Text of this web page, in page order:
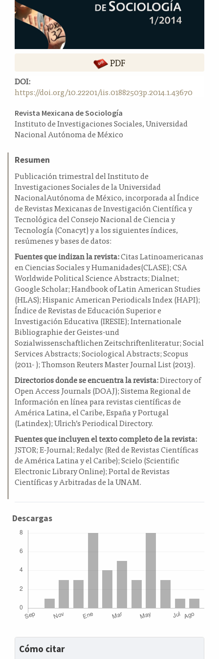
a
l
e
l
PDF
DOI:
https://doi.org/10.22201/iis.01882503p.2014.1.43670
Contenido
principal
del
artículo
Revista Mexicana de Sociología
Instituto de Investigaciones Sociales, Universidad
Nacional Autónoma de México
Resumen
Publicación trimestral del Instituto de
Investigaciones Sociales de la Universidad
NacionalAutónoma de México, incorporada al Índice
de Revistas Mexicanas de Investigación Científica y
Tecnológica del Consejo Nacional de Ciencia y
Tecnología (Conacyt) y a los siguientes índices,
resúmenes y bases de datos:
Fuentes que indizan la revista:Citas Latinoamericanas
en Ciencias Sociales y Humanidades(CLASE); CSA
Worldwide Political Science Abstracts; Dialnet;
Google Scholar; Handbook of Latin American Studies
(HLAS); Hispanic American Periodicals Index (HAPI);
Índice de Revistas de Educación Superior e
Investigación Educativa (IRESIE); Internationale
Bibliographie der Geistes-und
Sozialwissenschaftlichen Zeitschriftenliteratur; Social
Services Abstracts; Sociological Abstracts; Scopus
(2011- ); Thomson Reuters Master Journal List (2013).
Directorios donde se encuentra la revista:Directory of
Open Access Journals (DOAJ); Sistema Regional de
Información en línea para revistas científicas de
América Latina, el Caribe, España y Portugal
(Latindex); Ulrich’s Periodical Directory.
Fuentes que incluyen el texto completo de la revista:
JSTOR; E-Journal; Redalyc (Red de Revistas Científicas
de América Latina y el Caribe); Scielo (Scientific
Electronic Library Online); Portal de Revistas
Científicas y Arbitradas de la UNAM.
Descargas
Detalles
Cómo citar